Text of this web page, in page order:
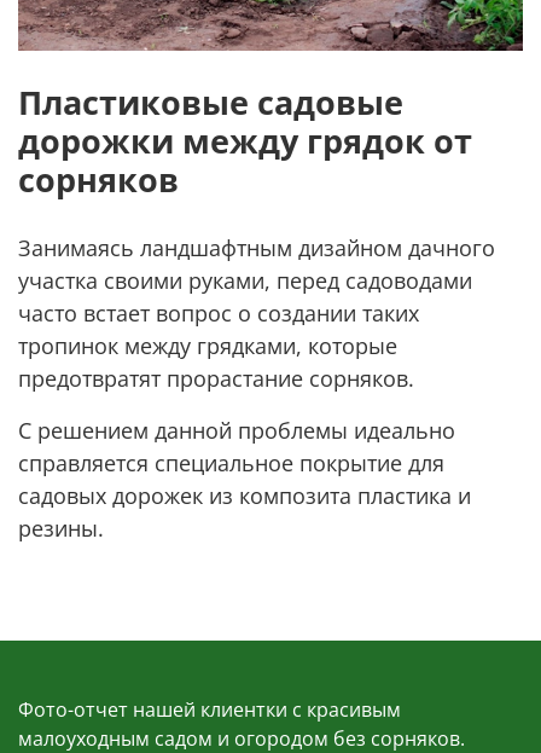
Пластиковые садовые
дорожки между грядок от
сорняков
Занимаясь ландшафтным дизайном дачного
участка своими руками, перед садоводами
часто встает вопрос о создании таких
тропинок между грядками, которые
предотвратят прорастание сорняков.
С решением данной проблемы идеально
справляется специальное покрытие для
садовых дорожек из композита пластика и
резины.
Фото-отчет нашей клиентки с красивым
малоуходным садом и огородом без сорняков.